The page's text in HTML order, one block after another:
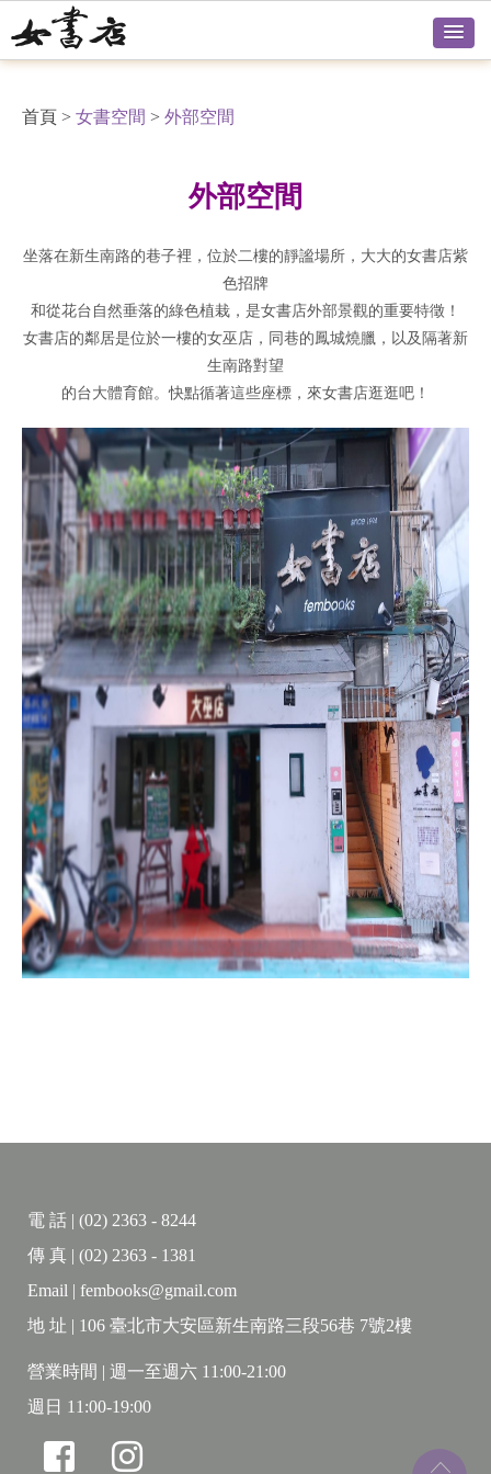
首頁 > 女書空間 > 外部空間
外部空間
坐落在新生南路的巷子裡，位於二樓的靜謐場所，大大的女書店紫
色招牌
和從花台自然垂落的綠色植栽，是女書店外部景觀的重要特徵！
女書店的鄰居是位於一樓的女巫店，同巷的鳳城燒臘，以及隔著新
生南路對望
的台大體育館。快點循著這些座標，來女書店逛逛吧！
電 話 | (02) 2363 - 8244
傳 真 | (02) 2363 - 1381
Email | fembooks@gmail.com
地 址 | 106 臺北市大安區新生南路三段56巷 7號2樓
營業時間 | 週一至週六 11:00-21:00
週日 11:00-19:00